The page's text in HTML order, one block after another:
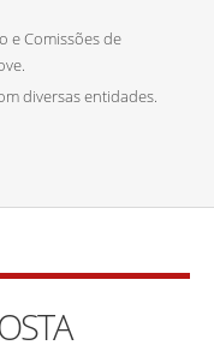
e Comissões de
diversas entidades.